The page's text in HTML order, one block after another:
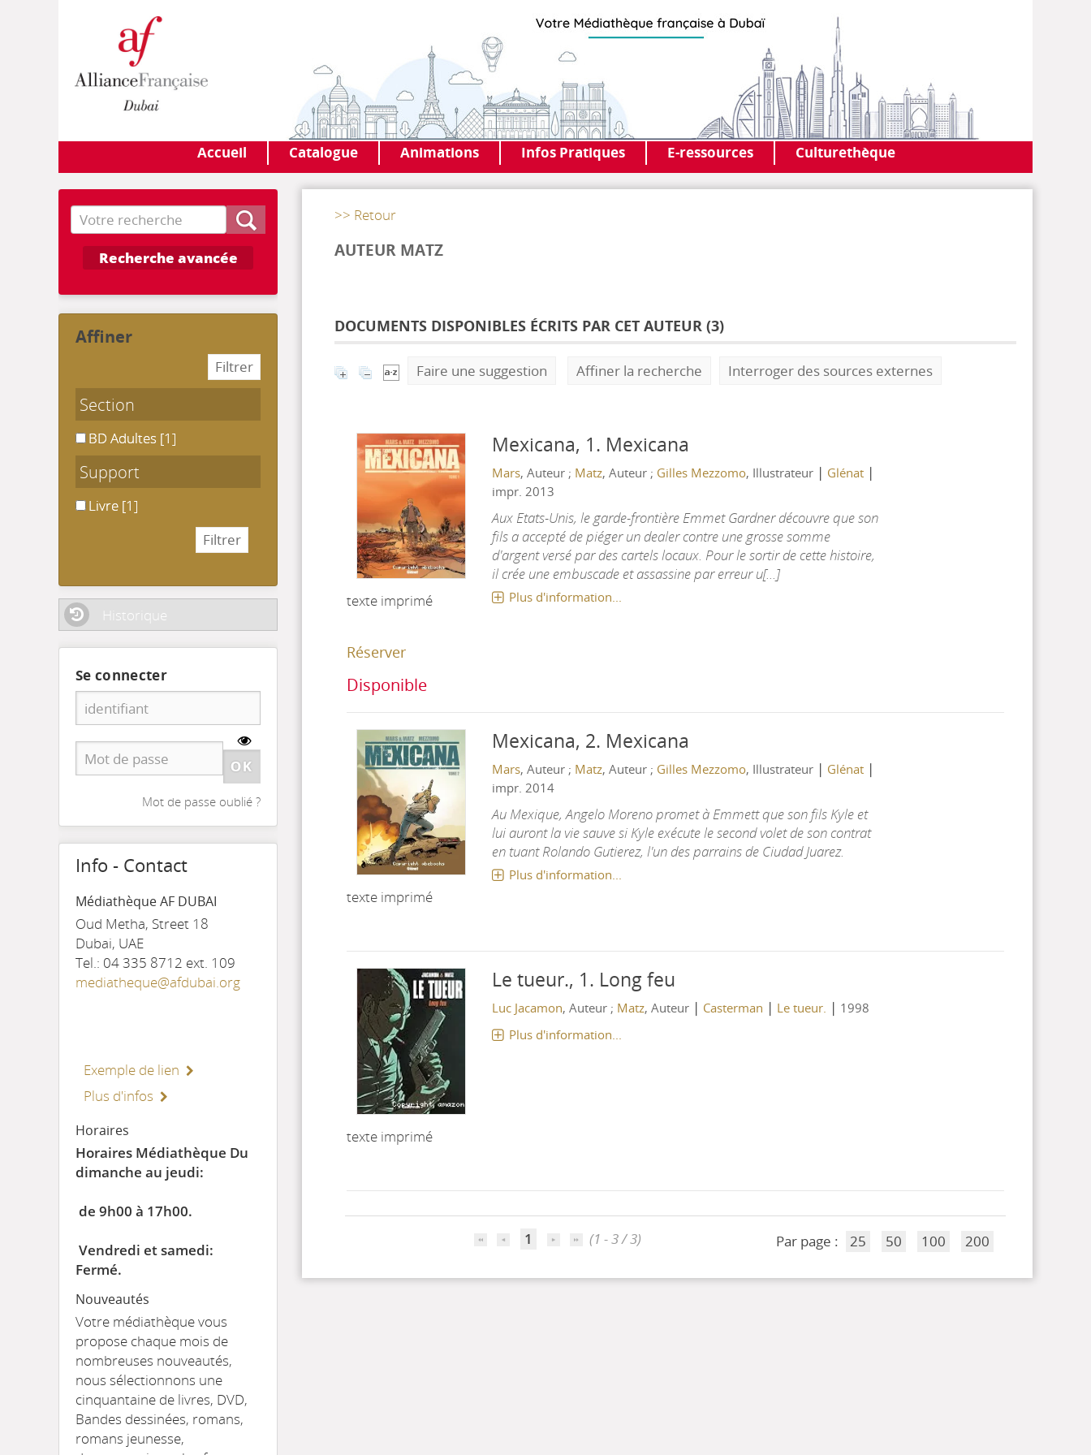
AF DUBAI
MEDIATHÈQUE
Accueil Catalogue Animations Infos Pratiques E-ressources Culturethèque
>> Retour
AUTEUR MATZ
DOCUMENTS DISPONIBLES ÉCRITS PAR CET AUTEUR (3)
Faire une suggestion Affiner la recherche Interroger des sources externes
texte imprimé
Mexicana, 1. Mexicana
Mars, Auteur ; Matz, Auteur ; Gilles Mezzomo, Illustrateur | Glénat|
impr. 2013
Aux Etats-Unis, le garde-frontière Emmet Gardner découvre que son
fils a accepté de piéger un dealer contre une grosse somme
d'argent versé par des cartels locaux. Pour le sortir de cette histoire,
il crée une embuscade et assassine par erreur u[...]
Plus d'information...
Réserver
Disponible
texte imprimé
Mexicana, 2. Mexicana
Mars, Auteur ; Matz, Auteur ; Gilles Mezzomo, Illustrateur | Glénat|
impr. 2014
Au Mexique, Angelo Moreno promet à Emmett que son fils Kyle et
lui auront la vie sauve si Kyle exécute le second volet de son contrat
en tuant Rolando Gutierez, l'un des parrains de Ciudad Juarez.
Plus d'information...
texte imprimé
Le tueur., 1. Long feu
Luc Jacamon, Auteur ; Matz, Auteur | Casterman | Le tueur. | 1998
Plus d'information...
1 (1 - 3 / 3) Par page : 25 50 100 200
Recherche
Recherche avancée
affiner
Section
BD Adultes
BD Adultes [1]
Support
LivreLivre [1]
Historique
Se connecter
Mot de passe oublié ?
Info - Contact
Médiathèque AF DUBAI
Oud Metha, Street 18
Dubai, UAE
Tel.: 04 335 8712 ext. 109
mediatheque@afdubai.org
Exemple de lien
Plus d'infos
Horaires
Horaires Médiathèque Du
dimanche au jeudi:
de 9h00 à 17h00.
Vendredi et samedi:
Fermé.
Nouveautés
Votre médiathèque vous
propose chaque mois de
nombreuses nouveautés,
nous sélectionnons une
cinquantaine de livres, DVD,
Bandes dessinées, romans,
romans jeunesse,